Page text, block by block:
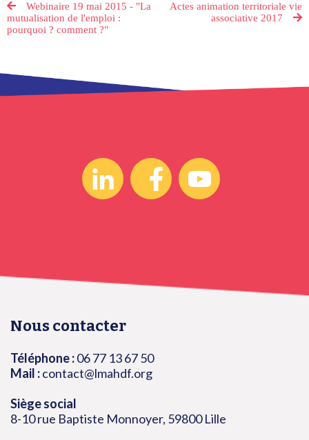
Webinaire 19 mai 2015 - "La
mutualisation de l'emploi :
pourquoi ? comment ?"
Actes animation territoriale vie
associative 2017
Nous contacter
Téléphone :06 77 13 67 50
Mail :contact@lmahdf.org
Siège social
8-10 rue Baptiste Monnoyer, 59800 Lille